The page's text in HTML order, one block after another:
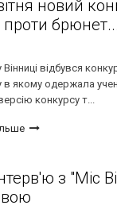
новий
брюнет...
відбувся
в якому одержала
конкурсу т...
з "Міс